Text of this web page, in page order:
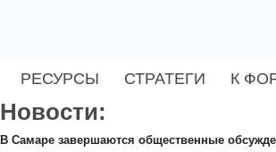
РЕСУРСЫ СТРАТЕГИ К
Новости:
В Самаре завершаются общественные